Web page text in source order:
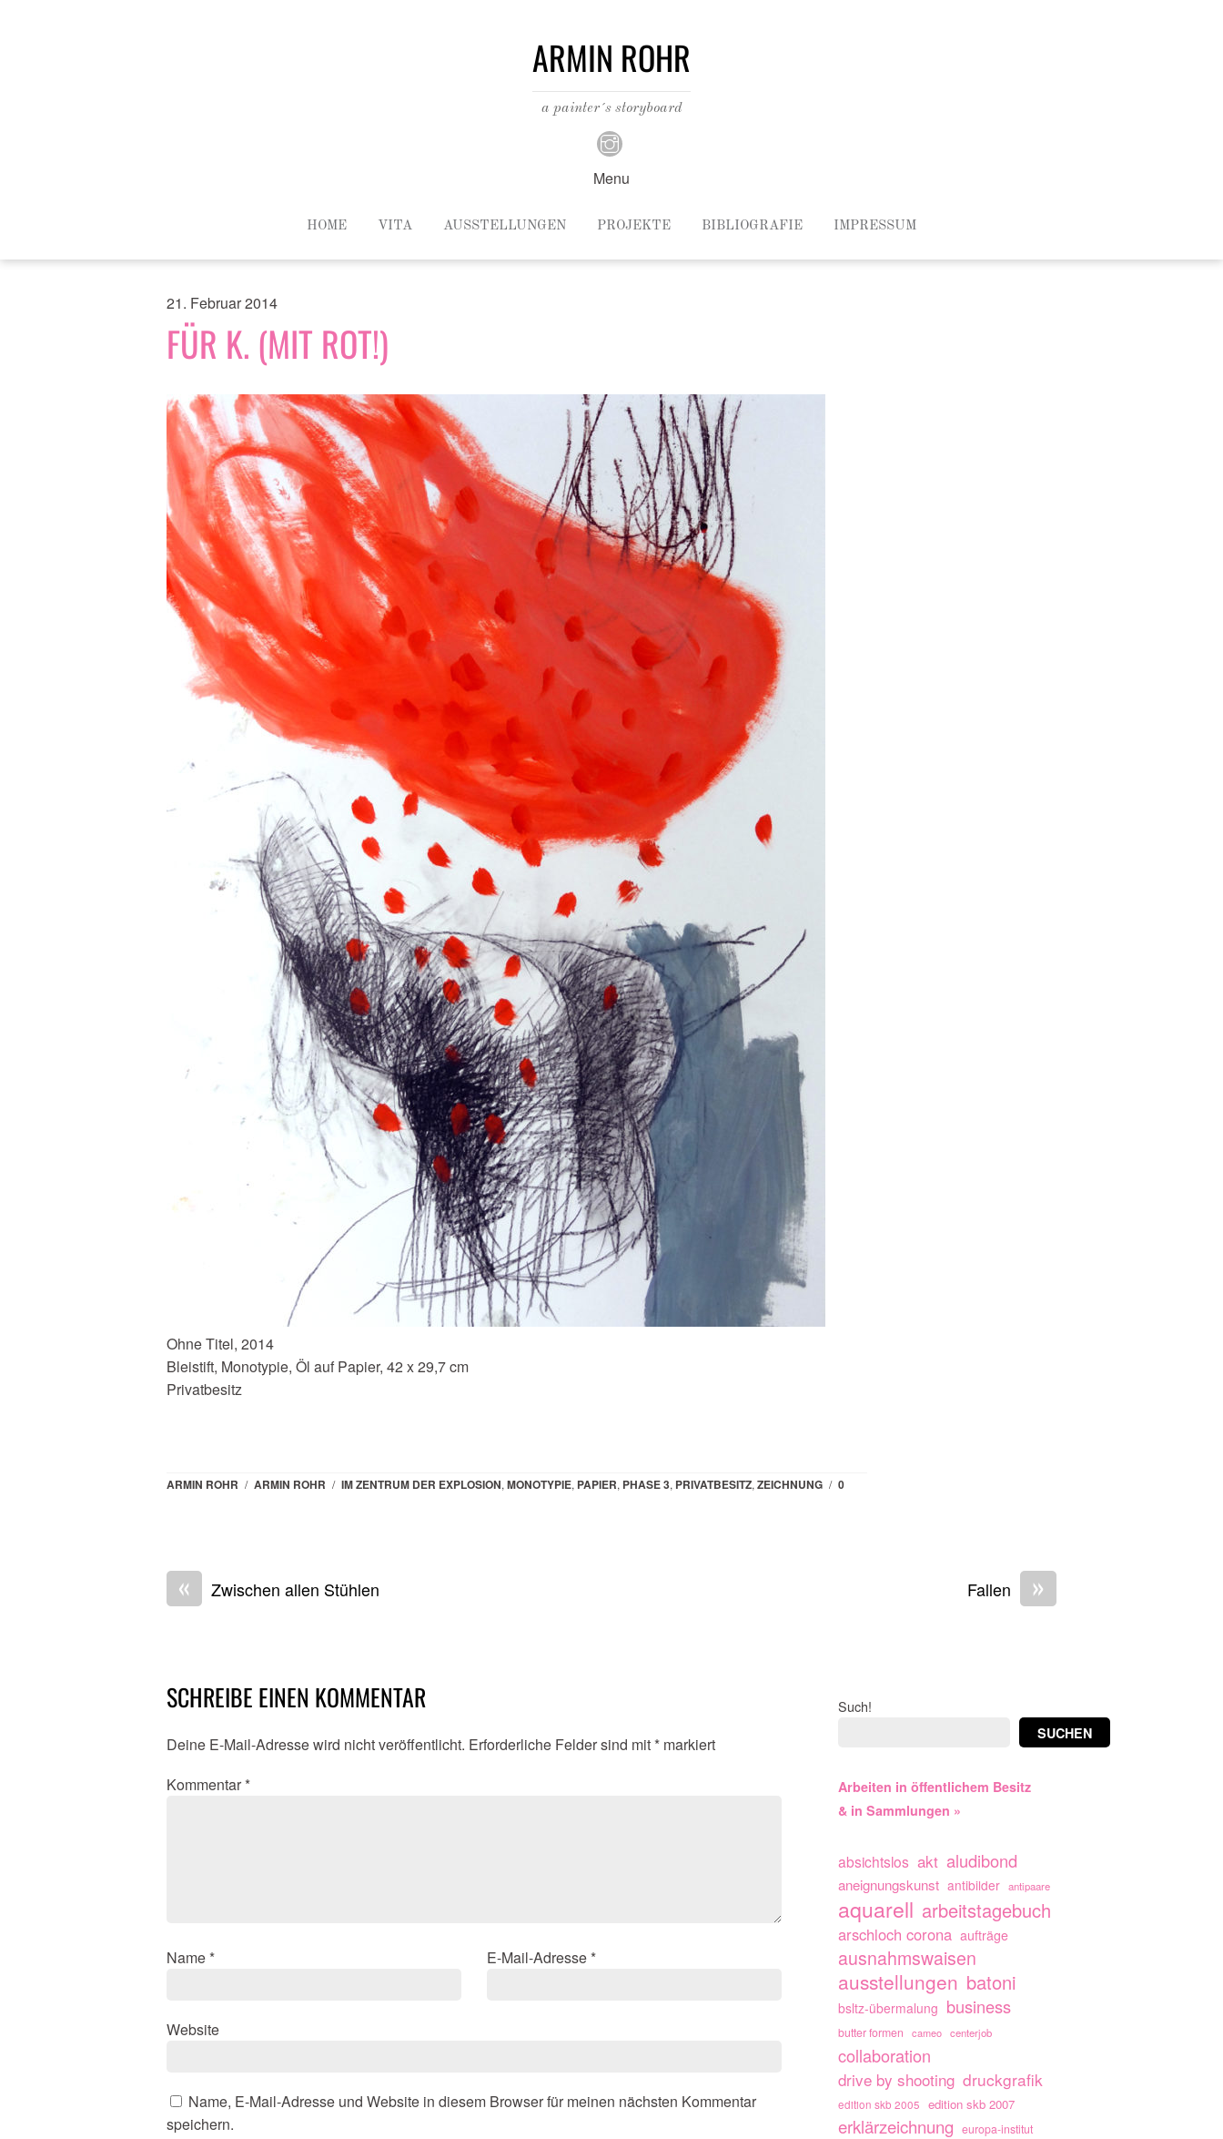
ARMIN ROHR
a painter´s storyboard
Menu
HOME VITA AUSSTELLUNGEN PROJEKTE BIBLIOGRAFIE IMPRESSUM
21. Februar 2014
FÜR K. (MIT ROT!)
Ohne Titel, 2014
Bleistift, Monotypie, Öl auf Papier, 42 x 29,7 cm
Privatbesitz
ARMIN ROHR / ARMIN ROHR / IM ZENTRUM DER EXPLOSION, MONOTYPIE, PAPIER, PHASE 3, PRIVATBESITZ, ZEICHNUNG / 0
« Zwischen allen Stühlen »
Fallen
SCHREIBE EINEN KOMMENTAR
Deine E-Mail-Adresse wird nicht veröffentlicht. Erforderliche Felder sind mit * markiert
Kommentar *
Name * E-Mail-Adresse *
Website
Name, E-Mail-Adresse und Website in diesem Browser für meinen nächsten Kommentar
speichern.
Such!
SUCHEN
Arbeiten in öffentlichem Besitz
& in Sammlungen »
absichtslos akt aludibond
aneignungskunst antibilder antipaare
aquarell arbeitstagebuch
arschloch corona aufträge
ausnahmswaisen
ausstellungen batoni
bsltz-übermalung business
butter formen cameo centerjob
collaboration
drive by shooting druckgrafik
edition skb 2005 edition skb 2007
erklärzeichnung europa-institut